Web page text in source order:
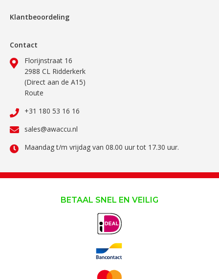
Klantbeoordeling
Contact
Florijnstraat 16
2988 CL Ridderkerk
(Direct aan de A15)
Route
+31 180 53 16 16
sales@awaccu.nl
Maandag t/m vrijdag van 08.00 uur tot 17.30 uur.
BETAAL SNEL EN VEILIG